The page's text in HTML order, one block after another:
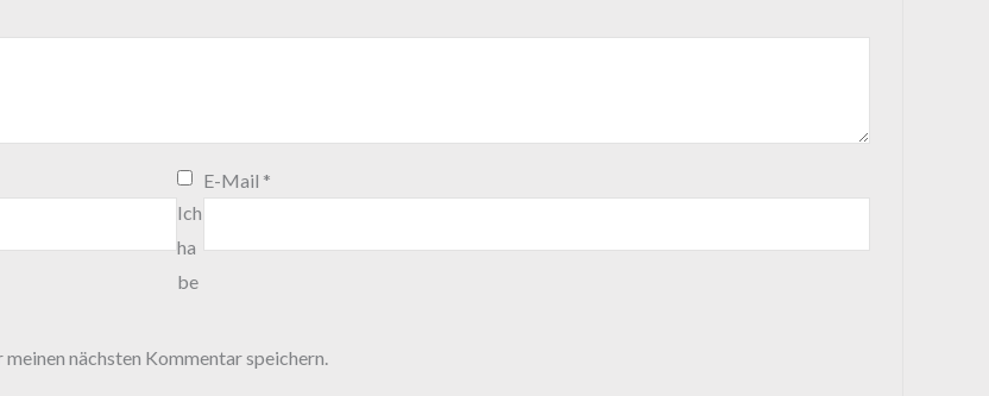
E-Mail *
Ich
ha
be
nächsten Kommentar speichern.